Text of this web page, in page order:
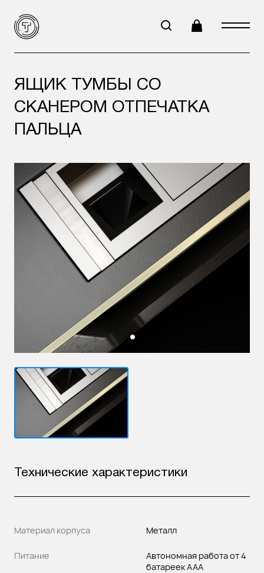
ЯЩИК ТУМБЫ СО
СКАНЕРОМ ОТПЕЧАТКА
ПАЛЬЦА
Технические характеристики
Материал корпуса Металл
Питание
Автономная работа от 4
батареек AAА